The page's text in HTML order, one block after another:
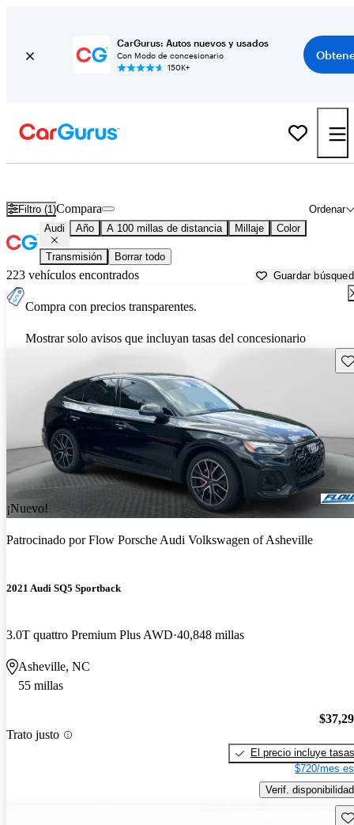
CarGurus: Autos nuevos y usados
Con Modo de concesionario
150K+
Filtro (1) Ordenar
Compara
Audi Año A 100 millas de distancia Millaje Color
Transmisión Borrar todo
223 vehículos encontrados Guardar
Compra con precios transparentes.
Mostrar solo avisos que incluyan tasas del concesionario
¡Nuevo!
Patrocinado porFlow Porsche Audi Volkswagen of Asheville
2021 Audi SQ5 Sportback
3.0T quattro Premium Plus AWD 40,848 millas
Asheville, NC
55 millas
Trato justo
El precio incluye tasas
$720/mes
Verif. disponibilidad